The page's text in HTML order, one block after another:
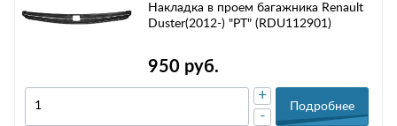
Накладка в проем багажника Renault
Duster(2012-) "PT" (RDU112901)
950 руб.
-
+
Подробнее